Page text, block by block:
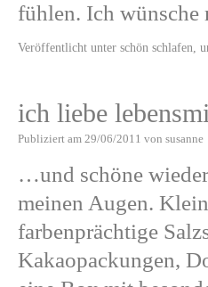
fühlen. Ich
Veröffentlicht unter schön schlafen
ich liebe
Publiziert am 29/06/2011 von susanne
…und schöne
meinen Augen.
farbenprächtige
Kakaopackungen,